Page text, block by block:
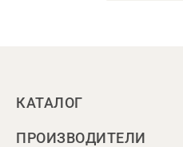
КАТАЛОГ
ПРОИЗВОДИТЕЛИ